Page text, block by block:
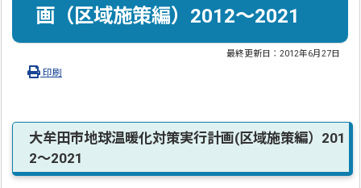
画（区域施策編）2012～2021
最終更新日：2012年6月27日
印刷
大牟田市地球温暖化対策実行計画(区域施策編）201
2～2021